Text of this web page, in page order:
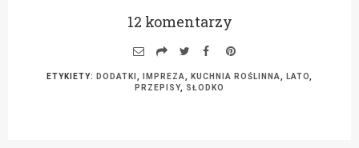
12 komentarzy
ETYKIETY: DODATKI IMPREZA KUCHNIA ROŚLINNA LATO
PRZEPISY, SŁODKO